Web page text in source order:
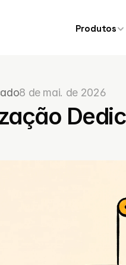
Produtos
8 de mai. de 2026